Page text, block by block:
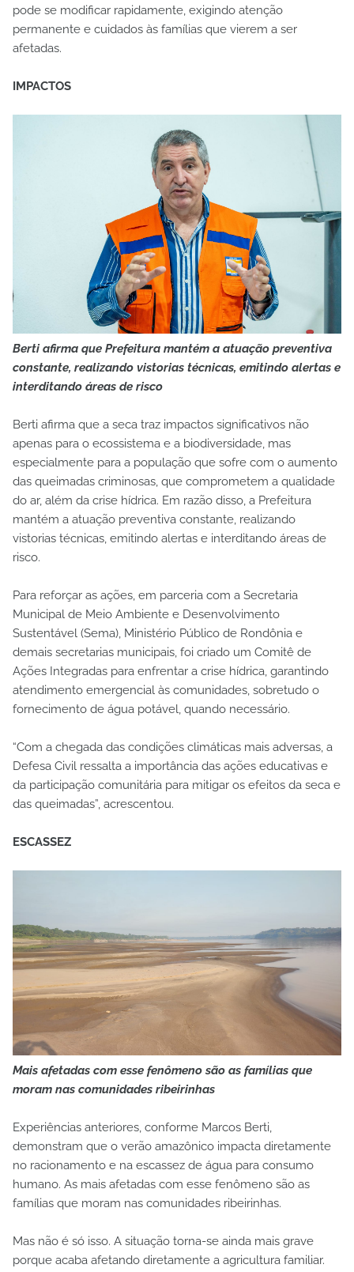
pode se modificar rapidamente, exigindo atenção
permanente e cuidados às famílias que vierem a ser
afetadas.
IMPACTOS
Berti afirma que Prefeitura mantém a atuação preventiva
constante, realizando vistorias técnicas, emitindo alertas e
interditando áreas de risco
Berti afirma que a seca traz impactos significativos não
apenas para o ecossistema e a biodiversidade, mas
especialmente para a população que sofre com o aumento
das queimadas criminosas, que comprometem a qualidade
do ar, além da crise hídrica. Em razão disso, a Prefeitura
mantém a atuação preventiva constante, realizando
vistorias técnicas, emitindo alertas e interditando áreas de
risco.
Para reforçar as ações, em parceria com a Secretaria
Municipal de Meio Ambiente e Desenvolvimento
Sustentável (Sema), Ministério Público de Rondônia e
demais secretarias municipais, foi criado um Comitê de
Ações Integradas para enfrentar a crise hídrica, garantindo
atendimento emergencial às comunidades, sobretudo o
fornecimento de água potável, quando necessário.
“Com a chegada das condições climáticas mais adversas, a
Defesa Civil ressalta a importância das ações educativas e
da participação comunitária para mitigar os efeitos da seca e
das queimadas”, acrescentou.
ESCASSEZ
Mais afetadas com esse fenômeno são as famílias que
moram nas comunidades ribeirinhas
Experiências anteriores, conforme Marcos Berti,
demonstram que o verão amazônico impacta diretamente
no racionamento e na escassez de água para consumo
humano. As mais afetadas com esse fenômeno são as
famílias que moram nas comunidades ribeirinhas.
Mas não é só isso. A situação torna-se ainda mais grave
porque acaba afetando diretamente a agricultura familiar.